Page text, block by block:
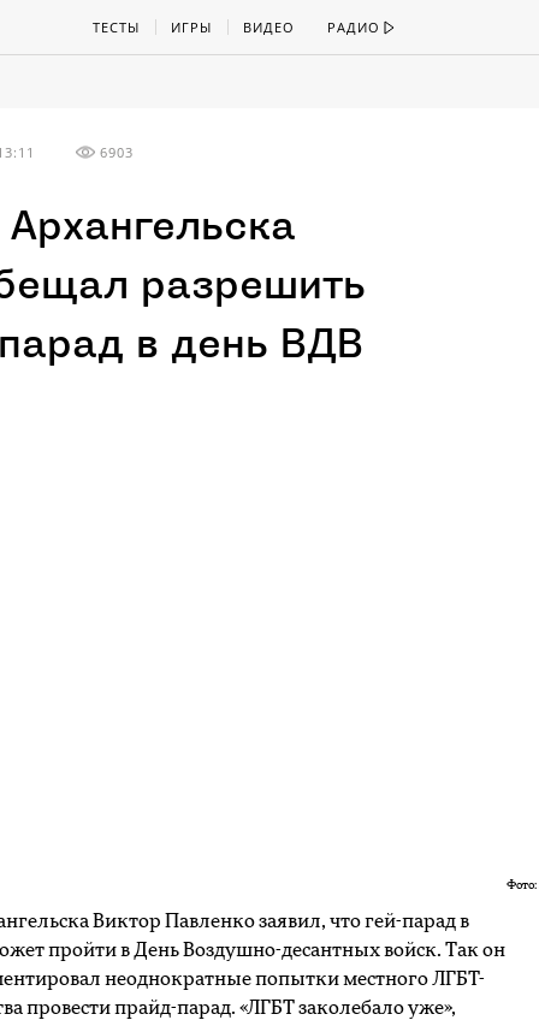
ТЕСТЫ ИГРЫ ВИДЕО РАДИО
6903
разрешить
в день ВДВ
Виктор Павленко заявил, что гей-парад в
пройти в День Воздушно-десантных войск. Так он
неоднократные попытки местного ЛГБТ-
провести прайд-парад. «ЛГБТ заколебало уже»,